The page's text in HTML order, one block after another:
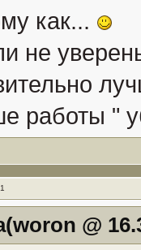
как...
не
работы "
@